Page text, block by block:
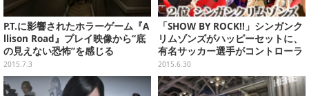
P.T.に影響されたホラーゲーム『A
llison Road』プレイ映像から“底
の見えない恐怖”を感じる
2015.7.3
「SHOW BY ROCK!!」シンガンク
リムゾンズがハッピーセットに、
有名サッカー選手がコントローラ
ー弁償、「Unreal Engine 4」に
マリオを出してみた、など…昨日
のまとめ(6/29)
2015.6.30